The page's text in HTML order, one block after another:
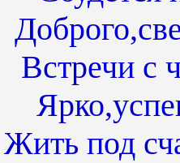
Встречи с
Жить под